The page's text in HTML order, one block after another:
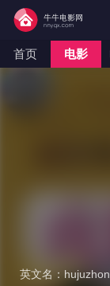
首页 电影
英文名：